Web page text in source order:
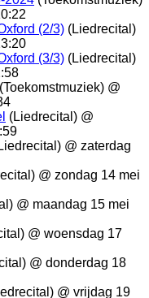
(2/3) (Liedrecital)
(3/3) (Liedrecital)
(Toekomstmuziek) @
(Liedrecital) @
@ zaterdag
@ zondag 14 mei
@ maandag 15 mei
@ woensdag 17
@ donderdag 18
@ vrijdag 19